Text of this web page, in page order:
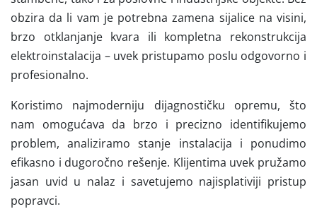
obzira da li vam je potrebna zamena sijalice na visini,
brzo otklanjanje kvara ili kompletna rekonstrukcija
elektroinstalacija – uvek pristupamo poslu odgovorno i
profesionalno.
Koristimo
najmoderniju dijagnostičku opremu, što
nam omogućava da brzo i precizno identifikujemo
problem, analiziramo stanje instalacija i ponudimo
efikasno i dugoročno rešenje. Klijentima uvek pružamo
jasan uvid u nalaz i savetujemo najisplativiji pristup
popravci.